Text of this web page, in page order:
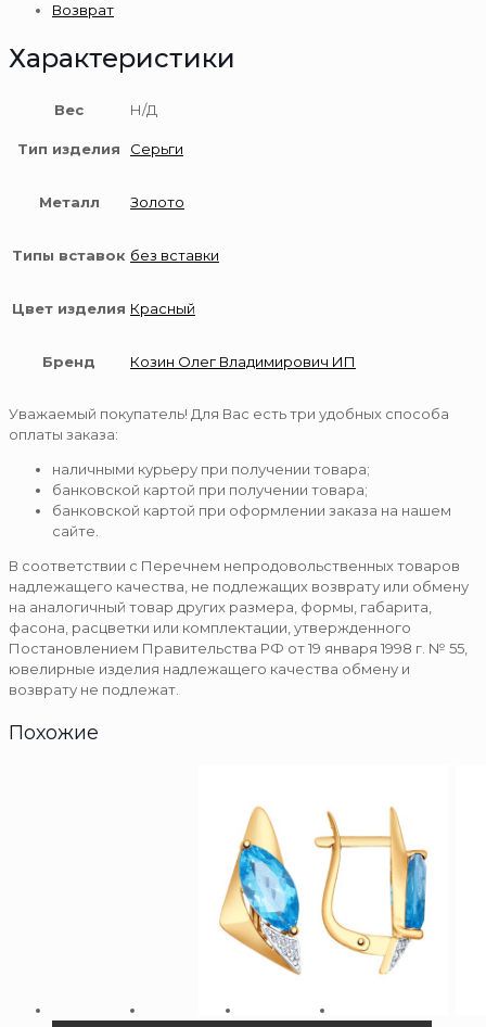
пробыВозврат
Характеристики
Вес Н/Д
Тип изделия Серьги
Металл Золото
Типы вставок без вставки
Цвет изделия Красный
Бренд Козин Олег Владимирович ИП
Уважаемый покупатель! Для Вас есть три удобных способа
оплаты заказа:
наличными курьеру при получении товара;
банковской картой при получении товара;
банковской картой при оформлении заказа на нашем
сайте.
В соответствии с Перечнем непродовольственных товаров
надлежащего качества, не подлежащих возврату или обмену
на аналогичный товар других размера, формы, габарита,
фасона, расцветки или комплектации, утвержденного
Постановлением Правительства РФ от 19 января 1998 г. № 55,
ювелирные изделия надлежащего качества обмену и
возврату не подлежат.
Похожие